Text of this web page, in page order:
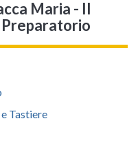
Maria - Il
Tastiere